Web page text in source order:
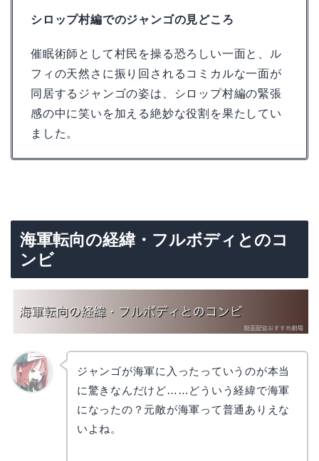
シロップ村編でのジャンゴの見どころ
催眠術師として村民を操る恐ろしい一面と、ル
フィの天然さに振り回されるコミカルな一面が
同居するジャンゴの姿は、シロップ村編の緊張
感の中に笑いを加える絶妙な役割を果たしてい
ました。
海軍転向の経緯・フルボディとのコ
ンビ
ジャンゴが海軍に入ったっていうのが本当
に驚きなんだけど……どういう経緯で海軍
になったの？元敵が海軍って普通ありえな
いよね。